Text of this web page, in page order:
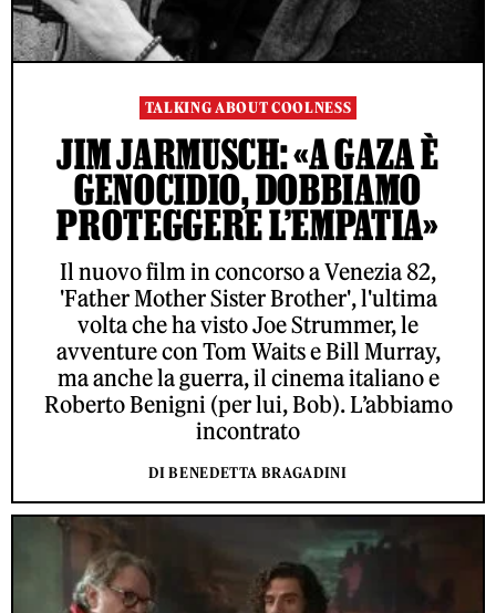
TALKING ABOUT COOLNESS
JIM JARMUSCH: «A GAZA È
GENOCIDIO, DOBBIAMO
PROTEGGERE L’EMPATIA»
Il nuovo film in concorso a Venezia 82,
'Father Mother Sister Brother', l'ultima
volta che ha visto Joe Strummer, le
avventure con Tom Waits e Bill Murray,
ma anche la guerra, il cinema italiano e
Roberto Benigni (per lui, Bob). L’abbiamo
incontrato
DI BENEDETTA BRAGADINI